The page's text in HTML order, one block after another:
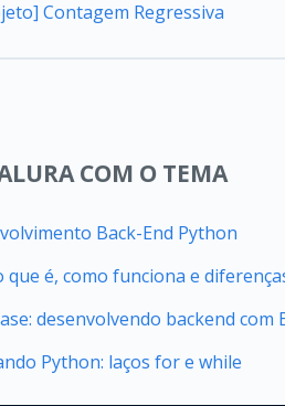
Contagem Regressiva
COM O TEMA
Back-End Python
que é, como funciona e
desenvolvendo backend com
Python: laços for e while